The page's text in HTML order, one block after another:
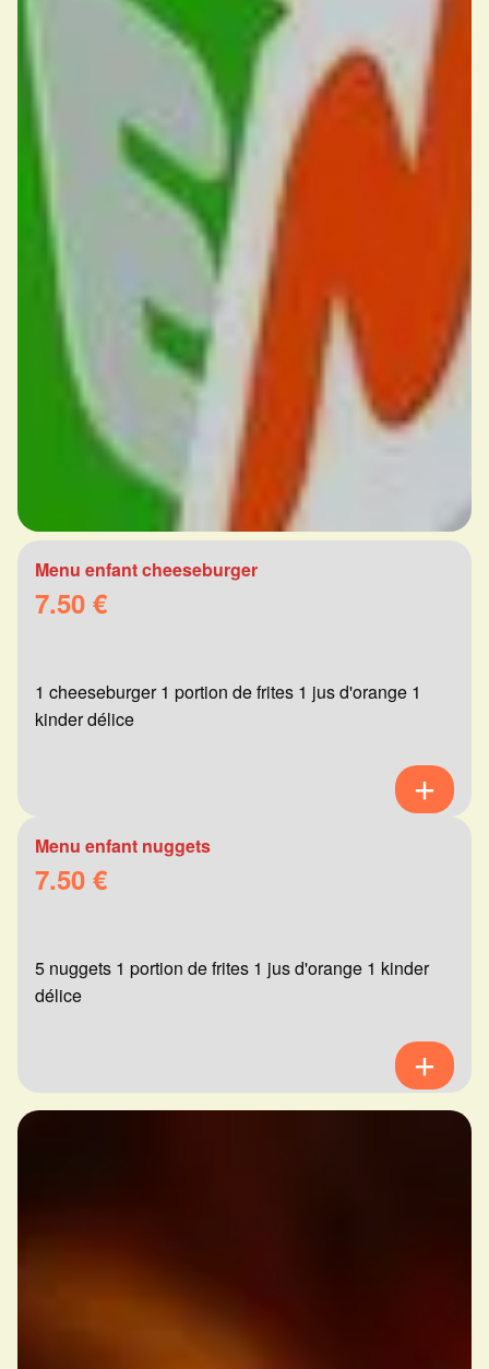
Menu enfant cheeseburger
7.50 €
1 cheeseburger 1 portion de frites 1 jus d'orange 1
kinder délice
Menu enfant nuggets
7.50 €
5 nuggets 1 portion de frites 1 jus d'orange 1 kinder
délice